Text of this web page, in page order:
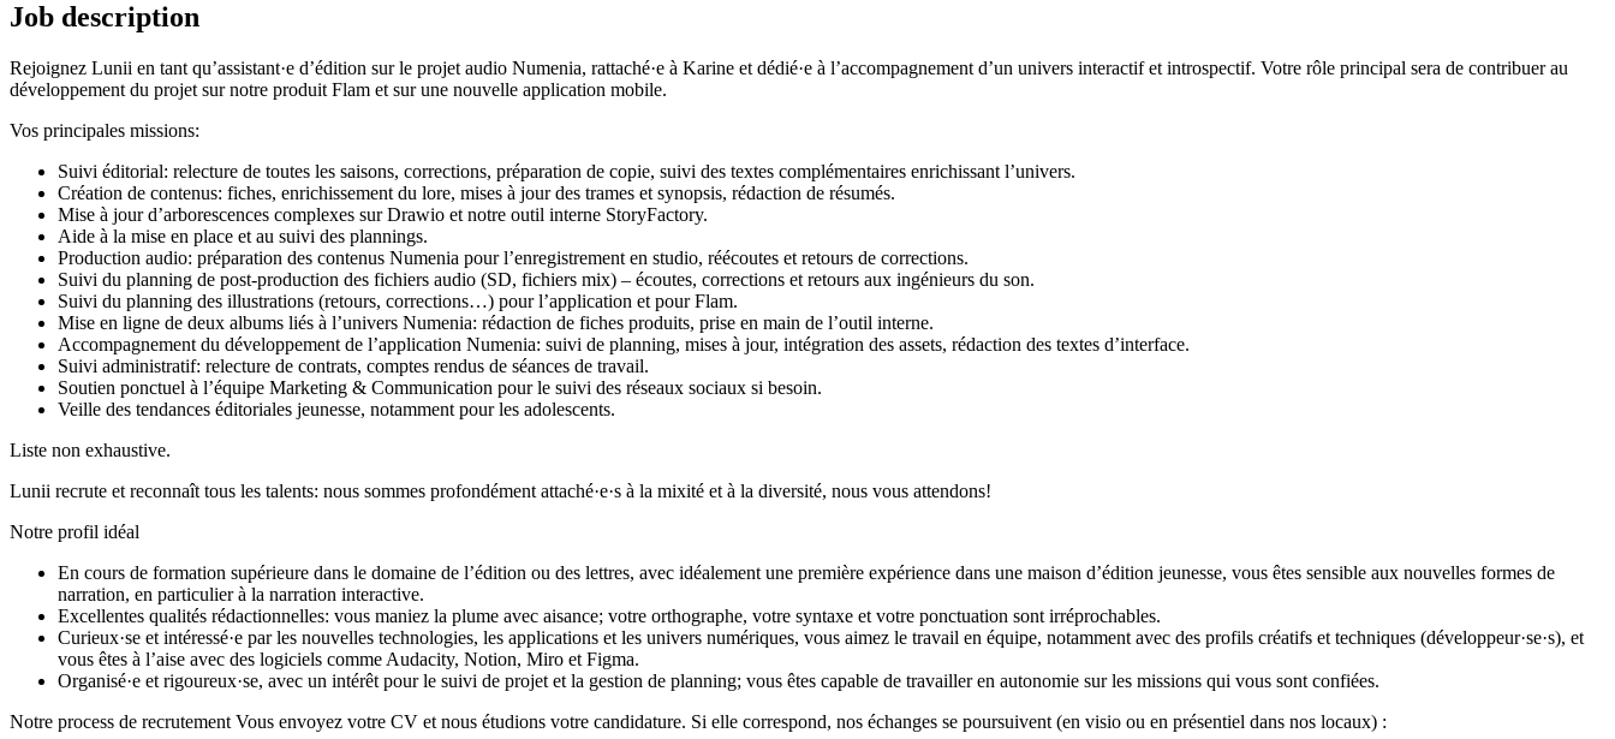
Job description
Rejoignez Lunii en tant qu’assistant·e d’édition sur le projet audio Numenia, rattaché·e à Karine et dédié·e à l’accompagnement d’un univers interactif et introspectif. Votre rôle principal sera de contribuer au
développement du projet sur notre produit Flam et sur une nouvelle application mobile.
Vos principales missions:
Suivi éditorial: relecture de toutes les saisons, corrections, préparation de copie, suivi des textes complémentaires enrichissant l’univers.
Création de contenus: fiches, enrichissement du lore, mises à jour des trames et synopsis, rédaction de résumés.
Mise à jour d’arborescences complexes sur Drawio et notre outil interne StoryFactory.
Aide à la mise en place et au suivi des plannings.
Production audio: préparation des contenus Numenia pour l’enregistrement en studio, réécoutes et retours de corrections.
Suivi du planning de post-production des fichiers audio (SD, fichiers mix) – écoutes, corrections et retours aux ingénieurs du son.
Suivi du planning des illustrations (retours, corrections…) pour l’application et pour Flam.
Mise en ligne de deux albums liés à l’univers Numenia: rédaction de fiches produits, prise en main de l’outil interne.
Accompagnement du développement de l’application Numenia: suivi de planning, mises à jour, intégration des assets, rédaction des textes d’interface.
Suivi administratif: relecture de contrats, comptes rendus de séances de travail.
Soutien ponctuel à l’équipe Marketing & Communication pour le suivi des réseaux sociaux si besoin.
Veille des tendances éditoriales jeunesse, notamment pour les adolescents.
Liste non exhaustive.
Lunii recrute et reconnaît tous les talents: nous sommes profondément attaché·e·s à la mixité et à la diversité, nous vous attendons!
Notre profil idéal
En cours de formation supérieure dans le domaine de l’édition ou des lettres, avec idéalement une première expérience dans une maison d’édition jeunesse, vous êtes sensible aux nouvelles formes de
narration, en particulier à la narration interactive.
Excellentes qualités rédactionnelles: vous maniez la plume avec aisance; votre orthographe, votre syntaxe et votre ponctuation sont irréprochables.
Curieux·se et intéressé·e par les nouvelles technologies, les applications et les univers numériques, vous aimez le travail en équipe, notamment avec des profils créatifs et techniques (développeur·se·s), et
vous êtes à l’aise avec des logiciels comme Audacity, Notion, Miro et Figma.
Organisé·e et rigoureux·se, avec un intérêt pour le suivi de projet et la gestion de planning; vous êtes capable de travailler en autonomie sur les missions qui vous sont confiées.
Notre process de recrutement Vous envoyez votre CV et nous étudions votre candidature. Si elle correspond, nos échanges se poursuivent (en visio ou en présentiel dans nos locaux) :